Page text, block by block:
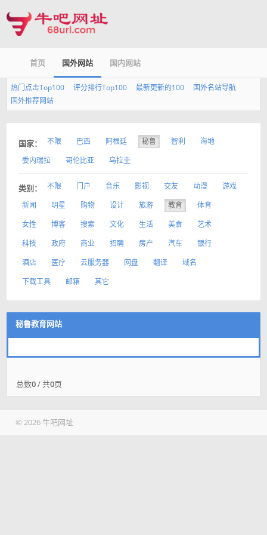
首页 国外网站 国内网站
热门点击Top100 评分排行Top100 最新更新的100
国外名站导航
国外推荐网站
国家： 不限 巴西 阿根廷 秘鲁 智利
海地
委内瑞拉
哥伦比亚 乌拉圭
类别： 不限 门户 音乐 影视 交友 动漫
游戏
新闻
明星 购物 设计 旅游 教育
体育
女性
博客 搜索 文化 生活 美食
艺术
科技
政府 商业 招聘 房产 汽车
银行
酒店
医疗 云服务器 网盘 翻译
域名
下载工具
邮箱 其它
秘鲁教育网站
总数0/ 共0页
© 2026 牛吧网址